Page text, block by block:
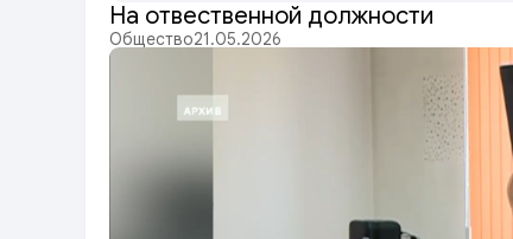
На отвественной должности
Общество21.05.2026